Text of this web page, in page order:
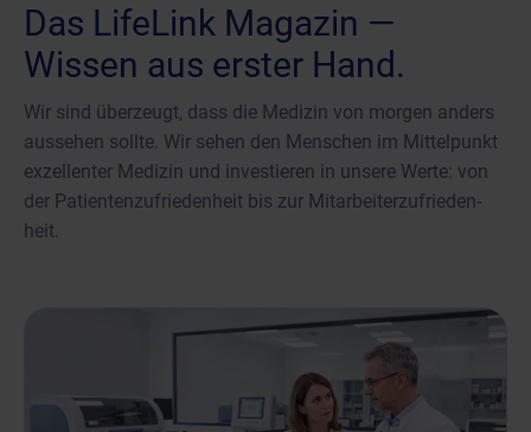
Das LifeLink Magazin —
Wissen aus erster Hand.
Wir sind überzeugt, dass die Medizin von morgen anders
aussehen sollte. Wir sehen den Menschen im Mittelpunkt
exzellenter Medizin und investieren in unsere Werte: von
der Patienten­zufrieden­heit bis zur Mitarbeiter­zufrieden­
heit.